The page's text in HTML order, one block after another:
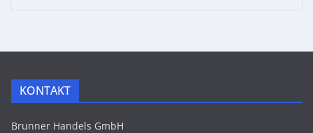
KONTAKT
Brunner Handels GmbH